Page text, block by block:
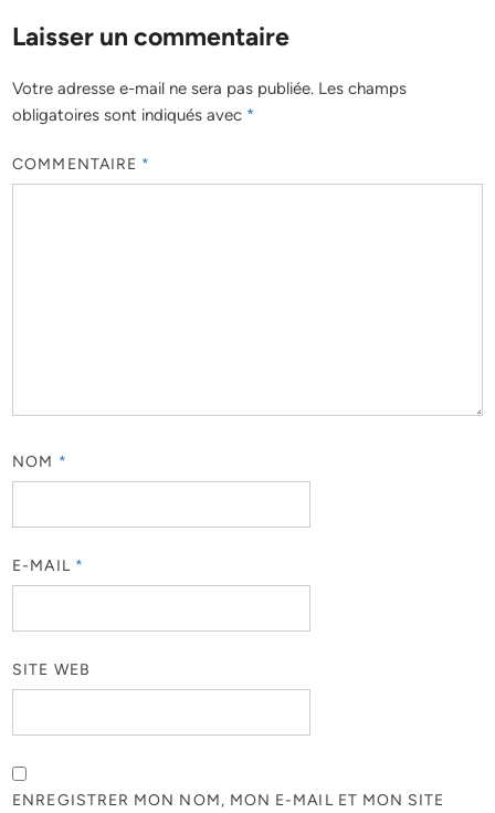
Laisser un commentaire
Votre adresse e-mail ne sera pas publiée. Les champs
obligatoires sont indiqués avec *
COMMENTAIRE *
NOM *
E-MAIL *
SITE WEB
ENREGISTRER MON NOM, MON E-MAIL ET MON SITE